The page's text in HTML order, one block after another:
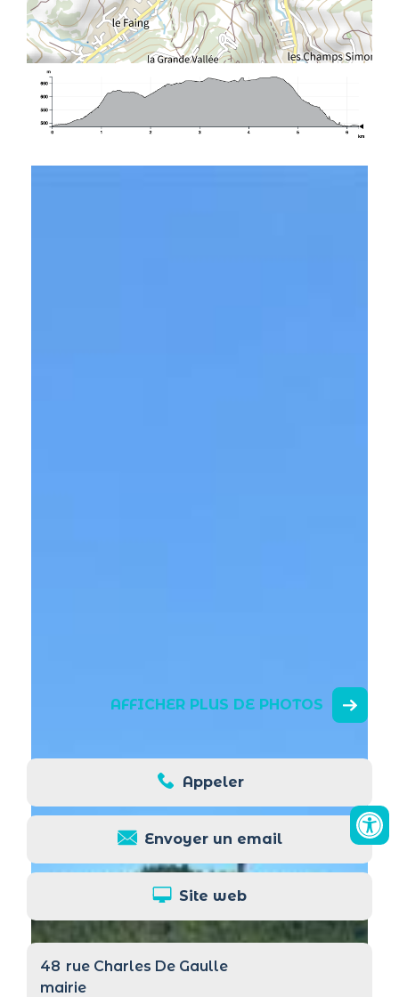
AFFICHER PLUS DE PHOTOS
Appeler
Envoyer un email
Site web
48 rue Charles De Gaulle
mairie